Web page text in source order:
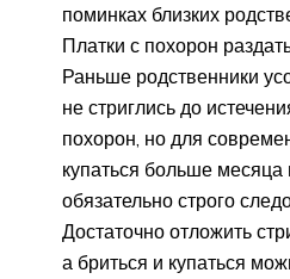
поминках близких
Платки с похорон
Раньше родственники
не стриглись до
похорон, но для
купаться больше
обязательно строго
Достаточно отложить
а бриться и купаться